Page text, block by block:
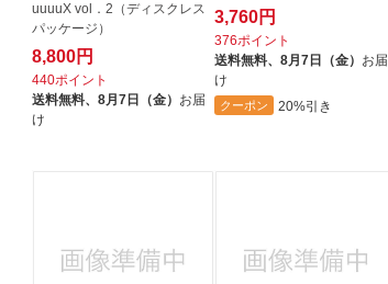
uuuuX vol．2（ディスクレス
パッケージ）
8,800円
440ポイント
送料無料、 8月7日（金） お届
け
3,760円
376ポイント
送料無料、8月7日（金） お届
け
クーポン 20%引き